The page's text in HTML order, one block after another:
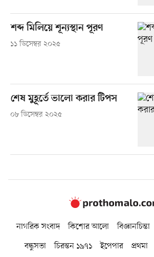
শব্দ মিলিয়ে শূন্যস্থান পূরণ
১১ ডিসেম্বর ২০২৫
শেষ মুহূর্তে ভালো করার টিপস
০৮ ডিসেম্বর ২০২৫
নাগরিক সংবাদ কিশোর আলো বিজ্ঞানচিন্তা
বন্ধুসভা
চিরন্তন ১৯৭১ ইপেপার প্রথমা